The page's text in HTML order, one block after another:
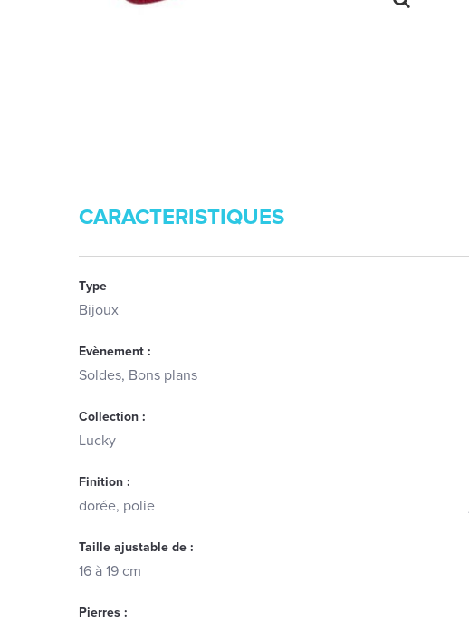
CARACTERISTIQUES
Type
Bijoux
Evènement :
Soldes, Bons plans
Collection :
Lucky
Finition :
dorée, polie
Taille ajustable de :
16 à 19 cm
Pierres :